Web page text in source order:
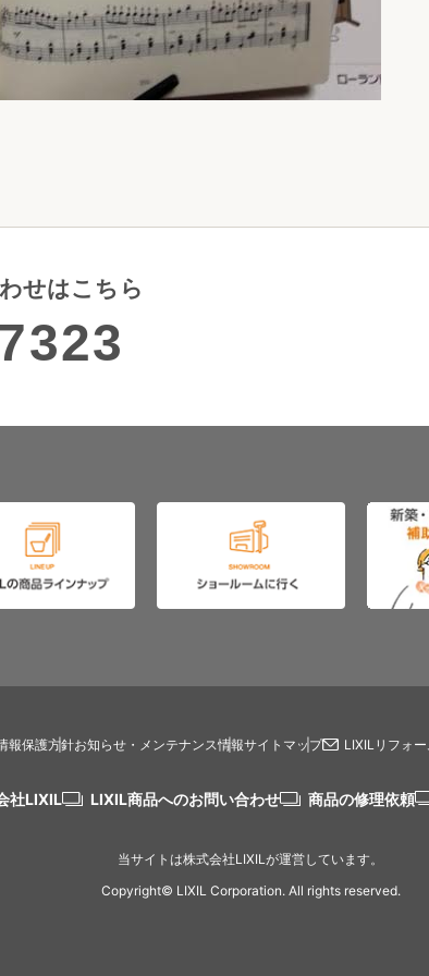
せはこちら
報保護方針お知らせ・メンテナンス情報サイトマップ LIXILリフォ
社LIXIL LIXIL商品へのお問い合わせ 商品の修理依頼
当サイトは株式会社LIXILが運営しています。
Copyright© LIXIL Corporation. All rights reserved.